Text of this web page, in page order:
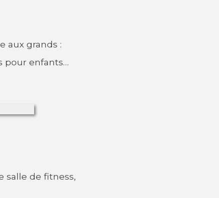
aux grands :
pour enfants…
salle de fitness,